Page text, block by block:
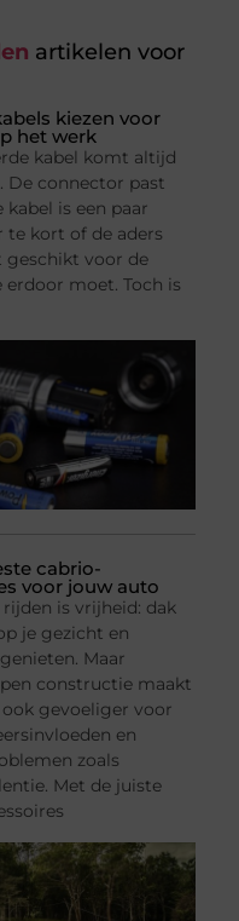
artikelen voor
kiezen voor
het werk
kabel komt altijd
De connector past
kabel is een paar
te kort of de aders
geschikt voor de
moet. Toch is
cabrio-
voor jouw auto
rijden is vrijheid: dak
je gezicht en
Maar
constructie maakt
gevoeliger voor
en
zoals
Met de juiste